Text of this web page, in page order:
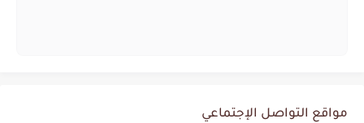
مواقع التواصل الإجتماعي